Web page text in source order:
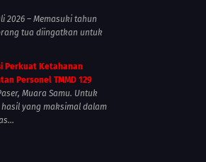
2026 – Memasuki tahun
tua diingatkan untuk
Perkuat Ketahanan
Personel TMMD 129
Muara Samu. Untuk
yang maksimal dalam